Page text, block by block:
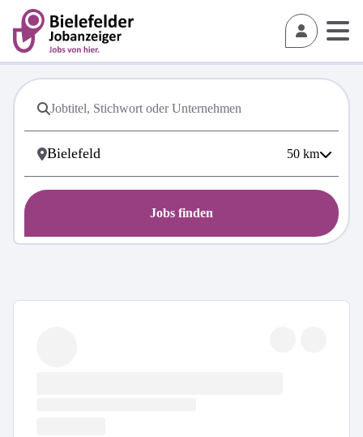
50 km
Jobs finden